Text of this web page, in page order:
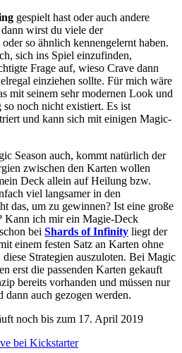
gespielt hast oder auch andere
wirst du viele der
so ähnlich kennengelernt haben.
sich ins Spiel einzufinden,
Frage auf, wieso Crave dann
einziehen sollte. Für mich wäre
mit seinem sehr modernen Look und
so noch nicht existiert. Es ist
und kann sich mit einigen Magic-
Season auch, kommt natürlich der
zwischen den Karten wollen
Deck allein auf Heilung bzw.
viel langsamer in den
das, um zu gewinnen? Ist eine große
Kann ich mir ein Magie-Deck
bei Shards of Infinity liegt der
einem festen Satz an Karten ohne
Strategien auszuloten. Bei Magic
erst die passenden Karten gekauft
bereits vorhanden und müssen nur
auch gezogen werden.
noch bis zum 17. April 2019
bei Kickstarter